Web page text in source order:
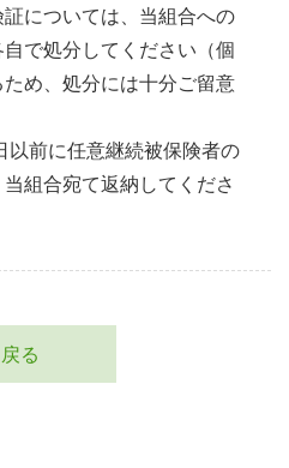
については、当組合への
で処分してください（個
め、処分には十分ご留意
以前に任意継続被保険者の
組合宛て返納してくださ
戻る